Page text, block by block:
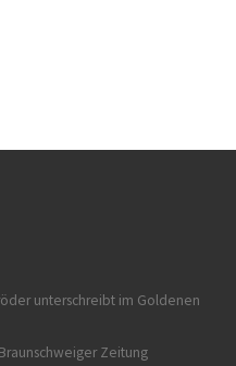
unterschreibt im Goldenen
Zeitung